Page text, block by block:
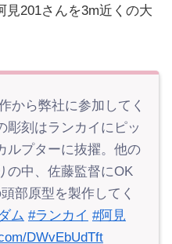
見201さんを3m近くの大
から弊社に参加してく
彫刻はランカイにピッ
ルプターに抜擢。他の
の中、佐藤監督にOK
部原型を製作してく
ム #ランカイ #阿見
DWvEbUdTft